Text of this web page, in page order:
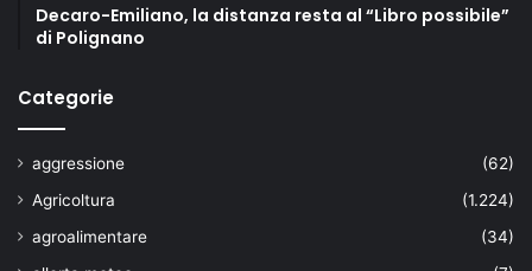
Decaro-Emiliano, la distanza resta al “Libro possibile”
di Polignano
Categorie
aggressione
(62)
Agricoltura
(1.224)
agroalimentare
(34)